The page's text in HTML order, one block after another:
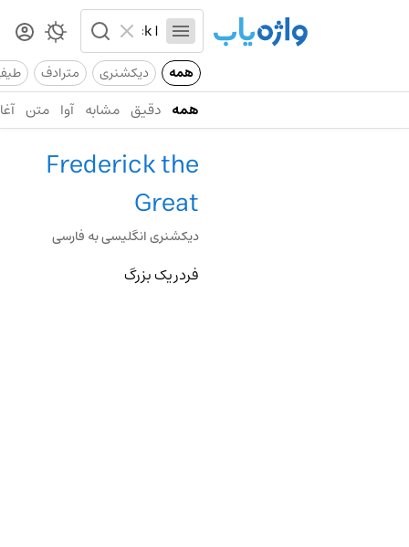
همه دیکشنری مترادف
همه دقیق مشابه آوا متن
Frederick the
Great
دیکشنری انگلیسی به فارسی
فردریک بزرگ